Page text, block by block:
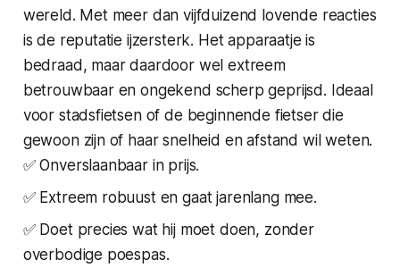
wereld. Met meer dan vijfduizend lovende reacties
is de reputatie ijzersterk. Het apparaatje is
bedraad, maar daardoor wel extreem
betrouwbaar en ongekend scherp geprijsd. Ideaal
voor stadsfietsen of de beginnende fietser die
gewoon zijn of haar snelheid en afstand wil weten.
✅ Onverslaanbaar in prijs.
✅ Extreem robuust en gaat jarenlang mee.
✅ Doet precies wat hij moet doen, zonder
overbodige poespas.